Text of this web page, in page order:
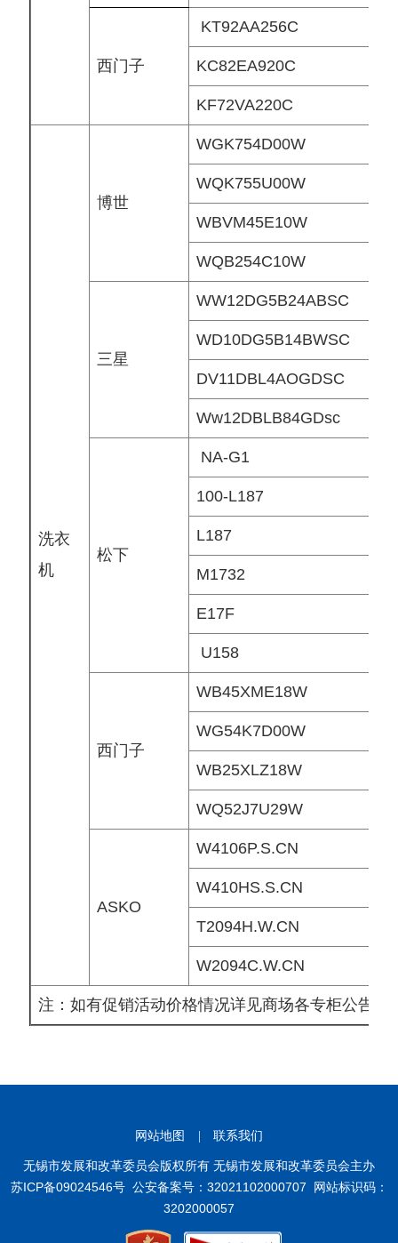
西门子
KT92AA256C
KC82EA920C
KF72VA220C
洗衣
机
博世
WGK754D00W
WQK755U00W
WBVM45E10W
WQB254C10W
三星
WW12DG5B24ABSC
WD10DG5B14BWSC
DV11DBL4AOGDSC
Ww12DBLB84GDsc
松下
NA-G1
100-L187
L187
M1732
E17F
U158
西门子
WB45XME18W
WG54K7D00W
WB25XLZ18W
WQ52J7U29W
ASKO
W4106P.S.CN
W410HS.S.CN
T2094H.W.CN
W2094C.W.CN
注：如有促销活动价格情况详见商场各专柜公告
网站地图 联系我们
无锡市发展和改革委员会版权所有 无锡市发展和改革委员会主办
苏ICP备09024546号 公安备案号：32021102000707 网站标识码：
3202000057